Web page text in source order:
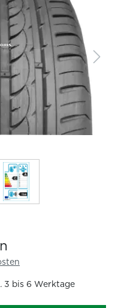
3 bis 6 Werktage